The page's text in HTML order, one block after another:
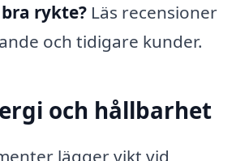
rykte?Läs recensioner
och tidigare kunder.
och hållbarhet
lägger vikt vid